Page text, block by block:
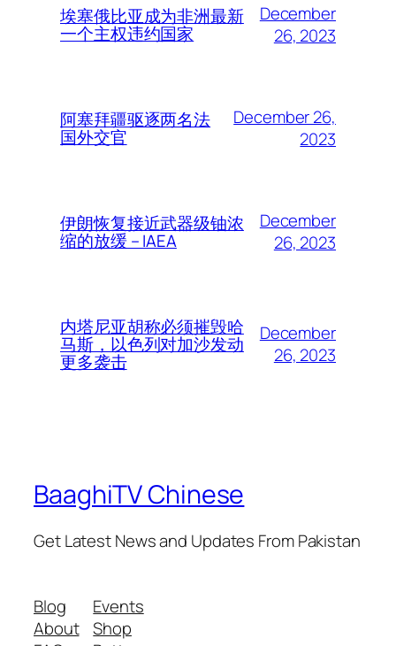
埃塞俄比亚成为非洲最新
一个主权违约国家
December
26, 2023
阿塞拜疆驱逐两名法
国外交官
December 26,
2023
伊朗恢复接近武器级铀浓
缩的放缓 – IAEA
December
26, 2023
内塔尼亚胡称必须摧毁哈
马斯，以色列对加沙发动
更多袭击
December
26, 2023
BaaghiTV Chinese
Get Latest News and Updates From Pakistan
Blog
About
Events
Shop